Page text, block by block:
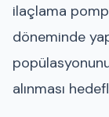
ilaçlama
döneminde
alınması